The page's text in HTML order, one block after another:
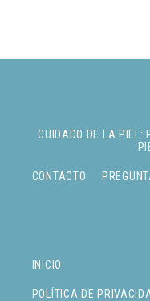
INICIO
POLÍTICA DE
CUIDADO DE LA PIEL:
CONTACTO